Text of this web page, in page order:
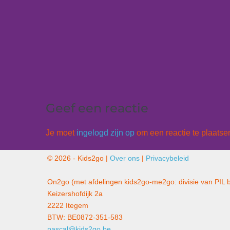
Geef een reactie
Je moet ingelogd zijn op om een reactie te
© 2026 - Kids2go | Over ons | Privacybeleid
On2go (met afdelingen kids2go-me2go: divisie van PIL
Keizershofdijk 2a
2222 Itegem
BTW: BE0872-351-583